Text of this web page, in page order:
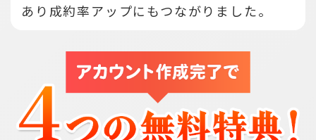
あり成約率アップにもつながりました。